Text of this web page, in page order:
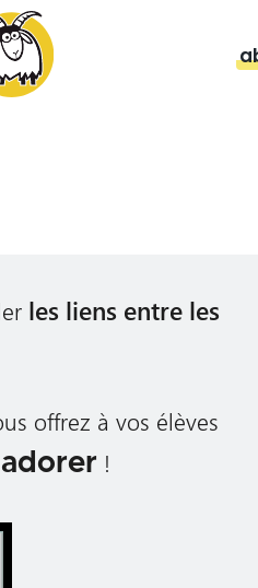
les liens entre les
offrez à vos élèves
adorer !